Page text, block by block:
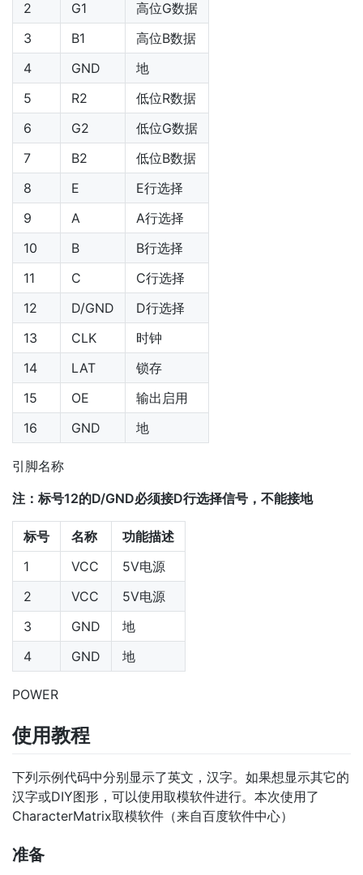
2
G1
高位G数据
3
B1
高位B数据
4
GND
地
5
R2
低位R数据
6
G2
低位G数据
7
B2
低位B数据
8
E
E行选择
9
A
A行选择
10
B
B行选择
11
C
C行选择
12
D/GND
D行选择
13
CLK
时钟
14
LAT
锁存
15
OE
输出启用
16
GND 地
引脚名称
注：标号12的D/GND必须接D行选择信号，不能接地
标号 名称
功能描述
1
VCC
5V电源
2
VCC
5V电源
3
GND
地
4
GND 地
POWER
使用教程
下列示例代码中分别显示了英文，汉字。如果想显示其它的
汉字或DIY图形，可以使用取模软件进行。本次使用了
CharacterMatrix取模软件（来自百度软件中心）
准备